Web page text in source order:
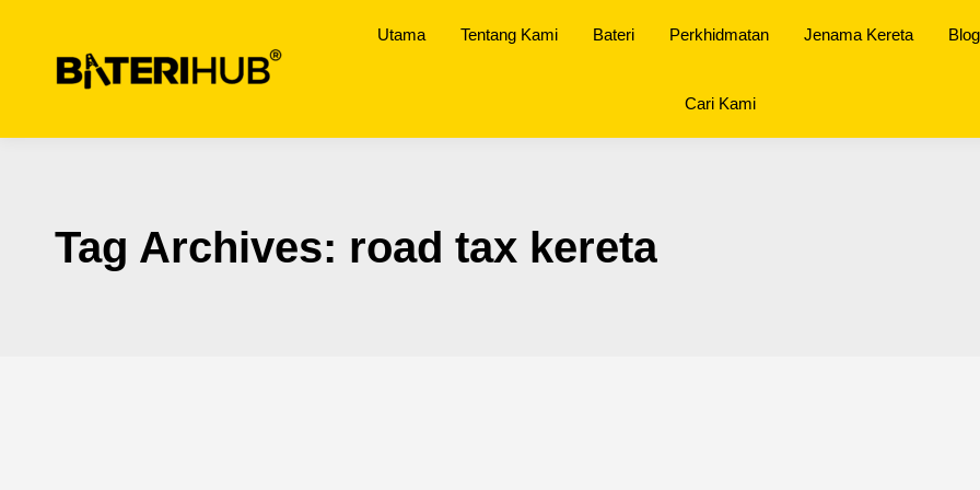
Utama Tentang Kami Bateri Perkhidmatan Jenama Kereta Blog
Cari Kami
Tag Archives: road tax kereta